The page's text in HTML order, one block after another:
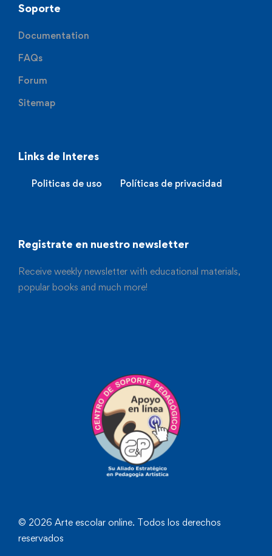
Soporte
Documentation
FAQs
Forum
Sitemap
Links de Interes
Politicas de uso Políticas de privacidad
Registrate en nuestro newsletter
Receive weekly newsletter with educational materials,
popular books and much more!
© 2026 Arte escolar online. Todos los derechos
reservados